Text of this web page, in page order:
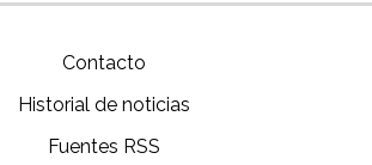
Contacto
Historial de noticias
Fuentes RSS